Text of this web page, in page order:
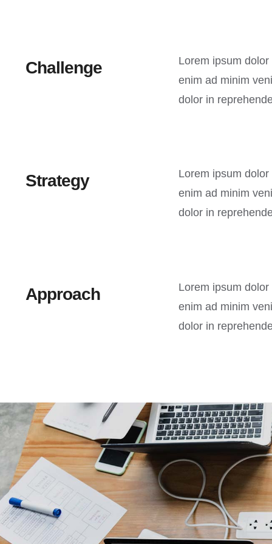
Challenge
Lorem ipsum
enim ad minim
dolor in
Strategy
Lorem ipsum
enim ad minim
dolor in
Approach
Lorem ipsum
enim ad minim
dolor in